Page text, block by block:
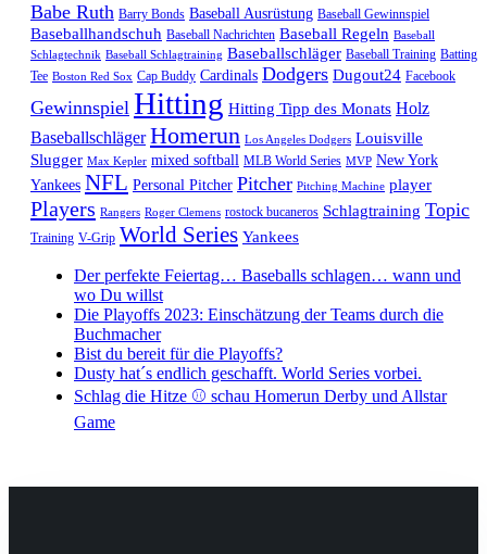
Babe Ruth Barry Bonds Baseball Ausrüstung Baseball Gewinnspiel
Baseballhandschuh Baseball Nachrichten Baseball Regeln Baseball
Schlagtechnik Baseball Schlagtraining Baseballschläger Baseball Training Batting
Tee Boston Red Sox Cap Buddy Cardinals Dodgers Dugout24 Facebook
Gewinnspiel Hitting Hitting Tipp des Monats Holz
Baseballschläger Homerun Los Angeles Dodgers Louisville
Slugger Max Kepler mixed softball MLB World Series MVP New York
Yankees NFL Personal Pitcher Pitcher Pitching Machine player
Players Rangers Roger Clemens rostock bucaneros Schlagtraining Topic
Training V-Grip World Series Yankees
Der perfekte Feiertag… Baseballs schlagen… wann und
wo Du willst
Die Playoffs 2023: Einschätzung der Teams durch die
Buchmacher
Bist du bereit für die Playoffs?
Dusty hat´s endlich geschafft. World Series vorbei.
Schlag die Hitze ⚾️ schau Homerun Derby und Allstar
Game